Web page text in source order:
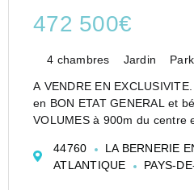
472 500€
4 chambres Jardin
A VENDRE EN
en BON ETAT GENERAL et
VOLUMES à 900m du centre
OUEST, avec poêle à bois ;
aménagée et é...
44760 LA BERNERIE
ATLANTIQUE
PAYS-